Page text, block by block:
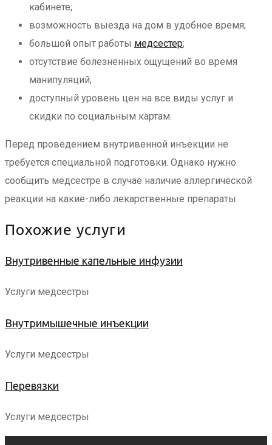
кабинете;
возможность выезда на дом в удобное время;
большой опыт работы медсестер;
отсутствие болезненных ощущений во время
манипуляций;
доступный уровень цен на все виды услуг и
скидки по социальным картам.
Перед проведением внутривенной инъекции не
требуется специальной подготовки. Однако нужно
сообщить медсестре в случае наличие аллергической
реакции на какие-либо лекарственные препараты.
Похожие услуги
Внутривенные капельные инфузии
Услуги медсестры
Внутримышечные инъекции
Услуги медсестры
Перевязки
Услуги медсестры